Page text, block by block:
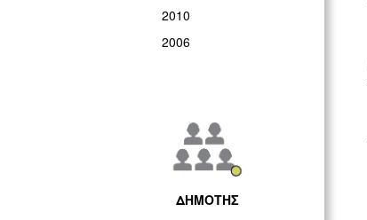
2010
2006
ΔΗΜΟΤΗΣ